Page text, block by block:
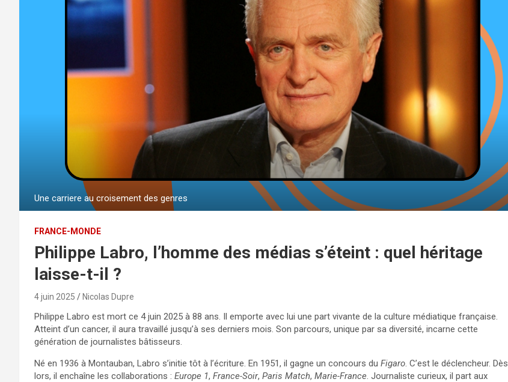
Une carriere au croisement des genres
FRANCE-MONDE
Philippe Labro, l’homme des médias s’éteint : quel héritage
laisse-t-il ?
4 juin 2025 Nicolas Dupre
Philippe Labro est mort ce 4 juin 2025 à 88 ans. Il emporte avec lui une part vivante de la culture médiatique française.
Atteint d’un cancer, il aura travaillé jusqu’à ses derniers mois. Son parcours, unique par sa diversité, incarne cette
génération de journalistes bâtisseurs.
Né en 1936 à Montauban, Labro s’initie tôt à l’écriture. En 1951, il gagne un concours du Figaro. C’est le déclencheur. Dès
lors, il enchaîne les collaborations : Europe 1, France-Soir, Paris Match, Marie-France. Journaliste curieux, il part aux